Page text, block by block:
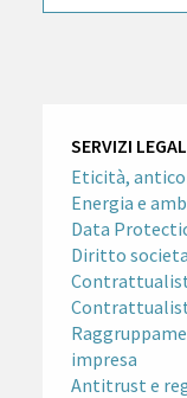
SERVIZI
Eticità,
Energia e
Data
Diritto
impresa
Antitrust e